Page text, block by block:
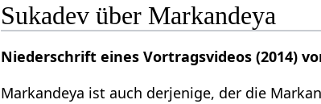
Sukadev über Markandeya
Niederschrift eines Vortragsvideos (2014)
Markandeya ist auch derjenige, der die